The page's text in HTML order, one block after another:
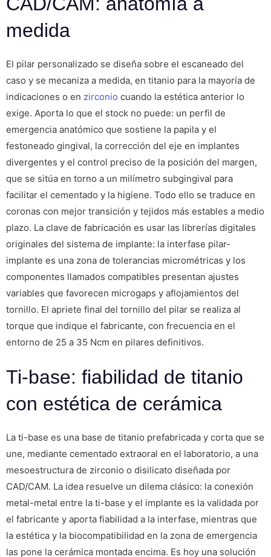
medida
El pilar personalizado se diseña sobre el escaneado del
caso y se mecaniza a medida, en titanio para la mayoría de
indicaciones o en zirconio cuando la estética anterior lo
exige. Aporta lo que el stock no puede: un perfil de
emergencia anatómico que sostiene la papila y el
festoneado gingival, la corrección del eje en implantes
divergentes y el control preciso de la posición del margen,
que se sitúa en torno a un milímetro subgingival para
facilitar el cementado y la higiene. Todo ello se traduce en
coronas con mejor transición y tejidos más estables a medio
plazo. La clave de fabricación es usar las librerías digitales
originales del sistema de implante: la interfase pilar-
implante es una zona de tolerancias micrométricas y los
componentes llamados compatibles presentan ajustes
variables que favorecen microgaps y aflojamientos del
tornillo. El apriete final del tornillo del pilar se realiza al
torque que indique el fabricante, con frecuencia en el
entorno de 25 a 35 Ncm en pilares definitivos.
Ti-base: fiabilidad de titanio
con estética de cerámica
La ti-base es una base de titanio prefabricada y corta que se
une, mediante cementado extraoral en el laboratorio, a una
mesoestructura de zirconio o disilicato diseñada por
CAD/CAM. La idea resuelve un dilema clásico: la conexión
metal-metal entre la ti-base y el implante es la validada por
el fabricante y aporta fiabilidad a la interfase, mientras que
la estética y la biocompatibilidad en la zona de emergencia
las pone la cerámica montada encima. Es hoy una solución